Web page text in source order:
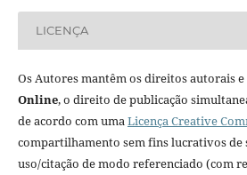
LICENÇA
Os Autores mantêm os direitos autorais e
Online, o direito de publicação
de acordo com umaLicença Creative
compartilhamento sem fins lucrativos de
uso/citação de modo referenciado (com